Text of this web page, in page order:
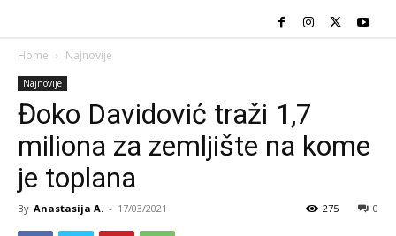
Home Najnovije
Najnovije
Đoko Davidović traži 1,7
miliona za zemljište na kome
je toplana
By Anastasija A. - 17/03/2021 0
275